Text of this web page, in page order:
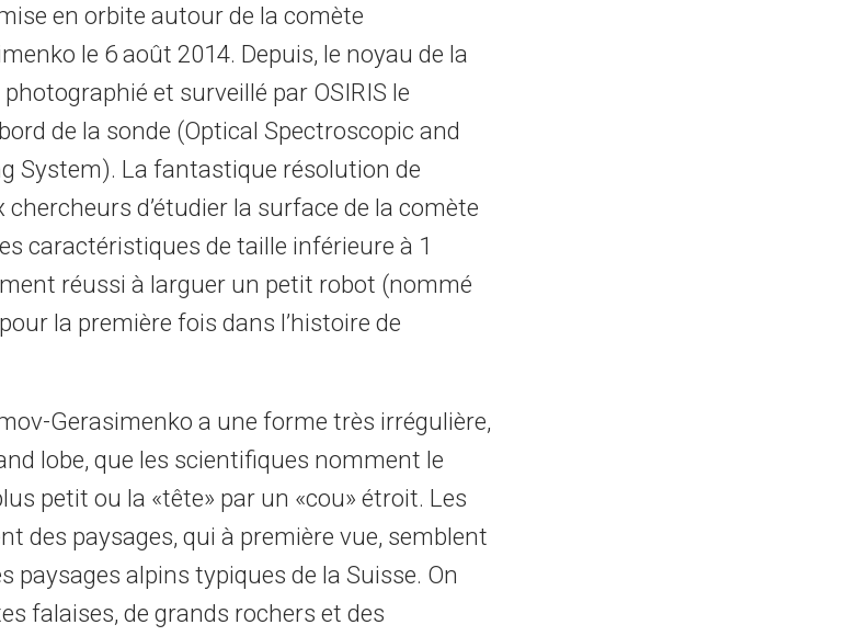
en orbite autour de la comète
le 6 août 2014. Depuis, le noyau de la
et surveillé par OSIRIS le
de la sonde (Optical Spectroscopic and
System). La fantastique résolution de
d’étudier la surface de la comète
caractéristiques de taille inférieure à 1
réussi à larguer un petit robot (nommé
la première fois dans l’histoire de
Gerasimenko a une forme très irrégulière,
lobe, que les scientifiques nomment le
petit ou la «tête» par un «cou» étroit. Les
des paysages, qui à première vue, semblent
paysages alpins typiques de la Suisse. On
falaises, de grands rochers et des